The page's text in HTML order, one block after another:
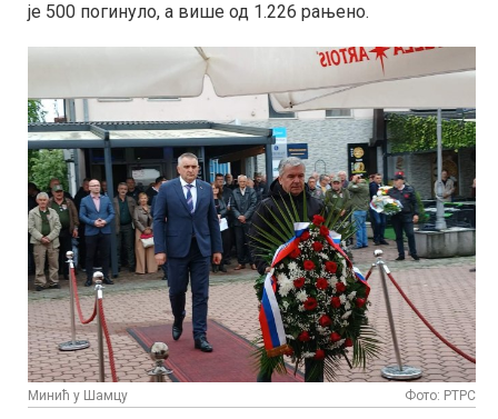
је 500 погинуло, а више од 1.226 рањено.
Минић у Шамцу Фото: РТРС